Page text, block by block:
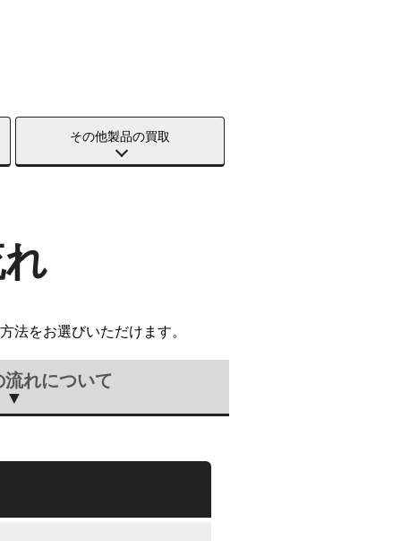
その他製品の買取
法をお選びいただけます。
れについて